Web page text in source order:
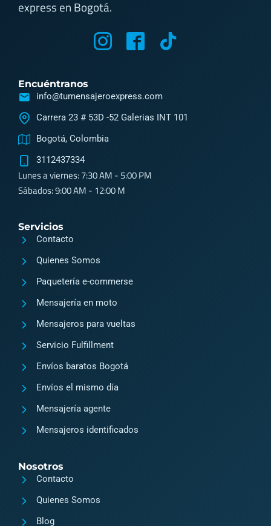
express en Bogotá.
M
c
o
n
i
n
r
a
m
M
c
o
f
a
T
o
Servicios
Contacto
Quienes Somos
Paquetería e-commerse
Mensajería en moto
Mensajeros para vueltas
Servicio Fulfillment
Envíos baratos Bogotá
Envíos el mismo día
Mensajería agente
Mensajeros identificados
Nosotros
Contacto
Quienes Somos
Blog
Encuéntranos
info@tumensajeroexpress.com
Carrera 23 # 53D -52 Galerias INT 101
Bogotá, Colombia
3112437334
Lunes a viernes: 7:30 AM - 5:00 PM
Sábados: 9:00 AM - 12:00 M